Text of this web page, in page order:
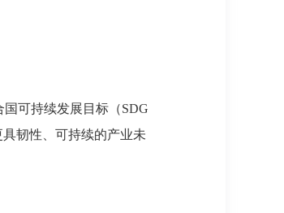
可持续发展目标（SDG
韧性、可持续的产业未